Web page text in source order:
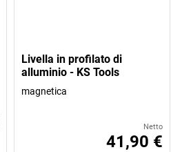
Livella in profilato di
alluminio - KS Tools
magnetica
Netto
41,90 €